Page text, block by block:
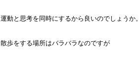
運動と思考を同時にするから良いのでしょうか。
散歩をする場所はバラバラなのですが